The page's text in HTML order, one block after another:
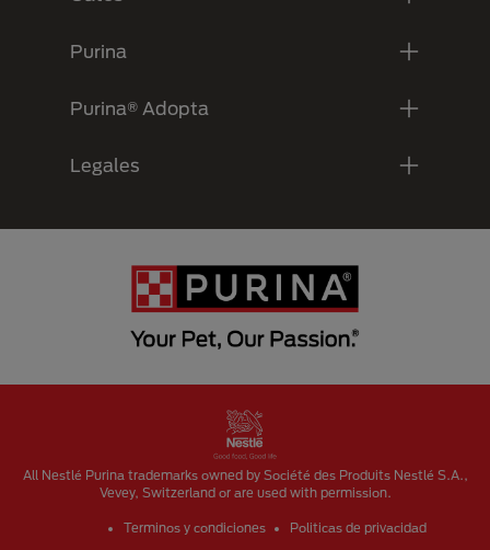
Purina
Purina® Adopta
Legales
All Nestlé Purina trademarks owned by Société des Produits Nestlé S.A.,
Vevey, Switzerland or are used with permission.
Terminos y condiciones Politicas de privacidad